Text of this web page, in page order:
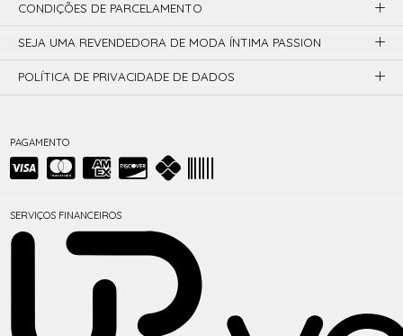
PAGAMENTO
SERVIÇOS FINANCEIROS
CONDIÇÕES DE PARCELAMENTO
SEJA UMA REVENDEDORA DE MODA ÍNTIMA PASSION
POLÍTICA DE PRIVACIDADE DE DADOS